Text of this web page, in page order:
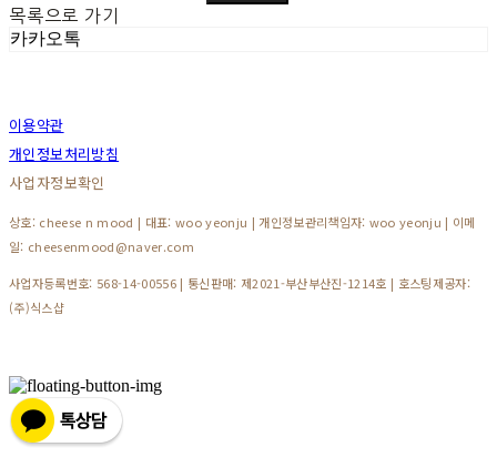
목록으로 가기
카카오톡
이용약관
개인정보처리방침
사업자정보확인
상호: cheese n mood | 대표: woo yeonju | 개인정보관리책임자: woo yeonju | 이메
일: cheesenmood@naver.com
사업자등록번호: 568-14-00556| 통신판매: 제2021-부산부산진-1214호 | 호스팅제공자:
(주)식스샵